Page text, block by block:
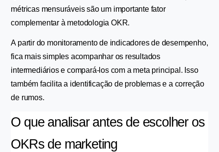
métricas mensuráveis são um importante fator
complementar à metodologia OKR.
A partir do monitoramento de indicadores de desempenho,
fica mais simples acompanhar os resultados
intermediários e compará-los com a meta principal. Isso
também facilita a identificação de problemas e a correção
de rumos.
O que analisar antes de escolher os
OKRs de marketing